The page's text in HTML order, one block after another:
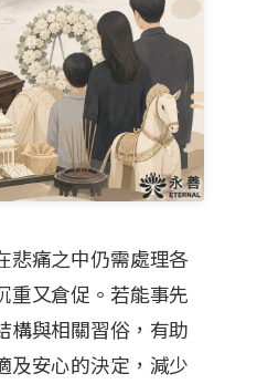
悲痛之中仍需處理各
重又倉促。若能事先
構與相關習俗，有助
及安心的決定，減少